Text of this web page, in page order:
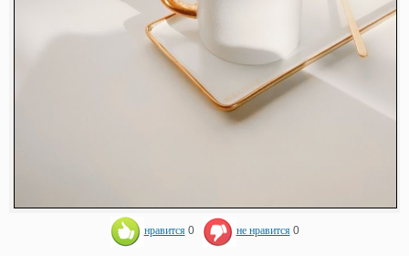
нравится 0 не нравится 0